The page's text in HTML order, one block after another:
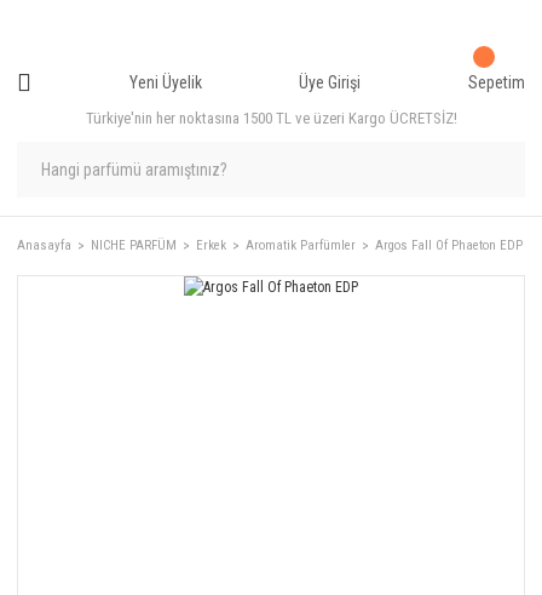
Türkiye'nin her noktasına 1500 TL ve üzeri Kargo ÜCRETSİZ!
Yeni Üyelik Üye Girişi Sepetim
Anasayfa NICHE PARFÜM Erkek Aromatik Parfümler Argos Fall Of Phaeton EDP